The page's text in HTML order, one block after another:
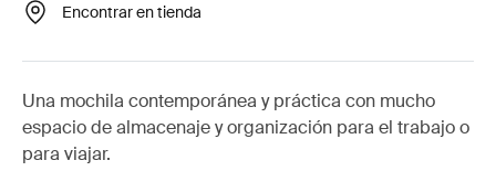
Encontrar en tienda
Una mochila contemporánea y práctica con mucho
espacio de almacenaje y organización para el trabajo o
para viajar.